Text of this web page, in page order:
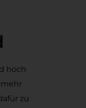
hoch
mehr
zu